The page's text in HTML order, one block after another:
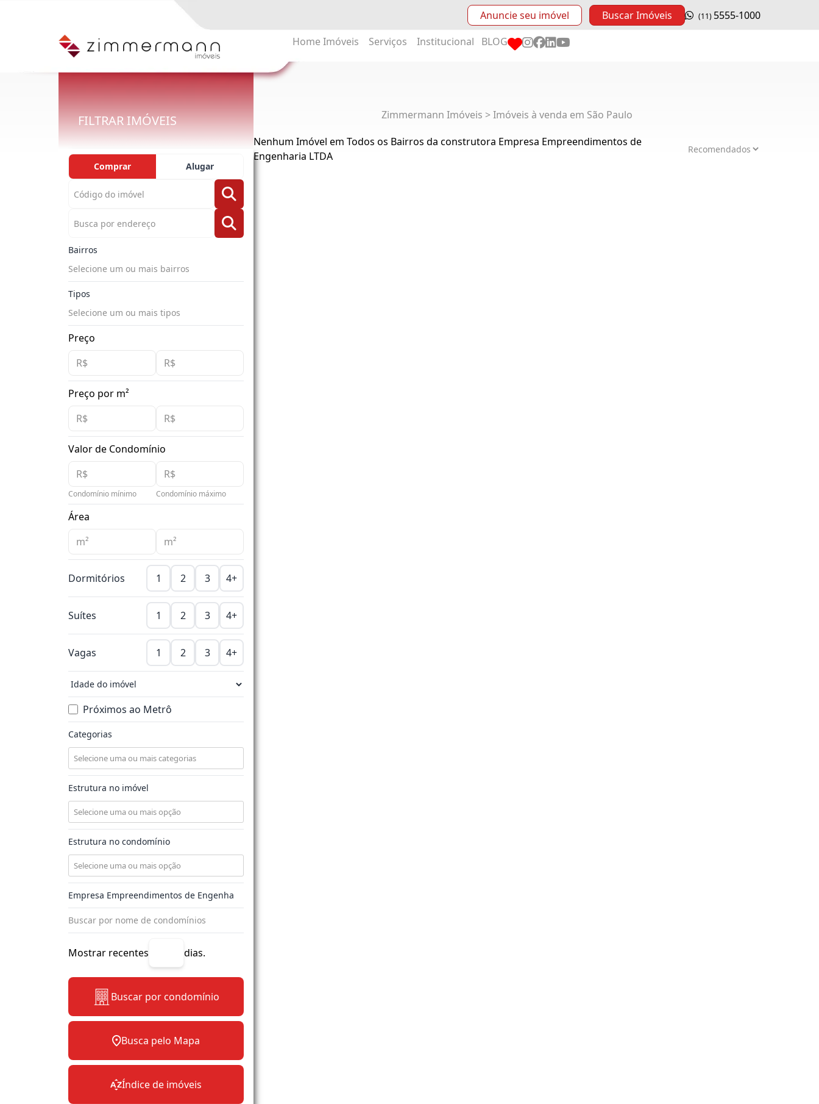
Anuncie seu imóvel Buscar Imóveis (11) 5555-1000
Home Imóveis Serviços Institucional BLOG
FILTRAR IMÓVEIS
Comprar Alugar
Bairros
Selecione um ou mais bairros
Tipos
Selecione um ou mais tipos
Preço
Preço por m²
Valor de Condomínio
Condomínio mínimo Condomínio máximo
Área
Dormitórios 1 2 3 4+
Suítes 1 2 3 4+
Vagas 1 2 3 4+
Próximos ao Metrô
Categorias
Estrutura no imóvel
Estrutura no condomínio
Mostrar recentes dias.
Buscar por condomínio
Busca pelo Mapa
Índice de imóveis
Zimmermann Imóveis > Imóveis à venda em São Paulo
Nenhum Imóvel em Todos os Bairros da construtora Empresa Empreendimentos de
Engenharia LTDA